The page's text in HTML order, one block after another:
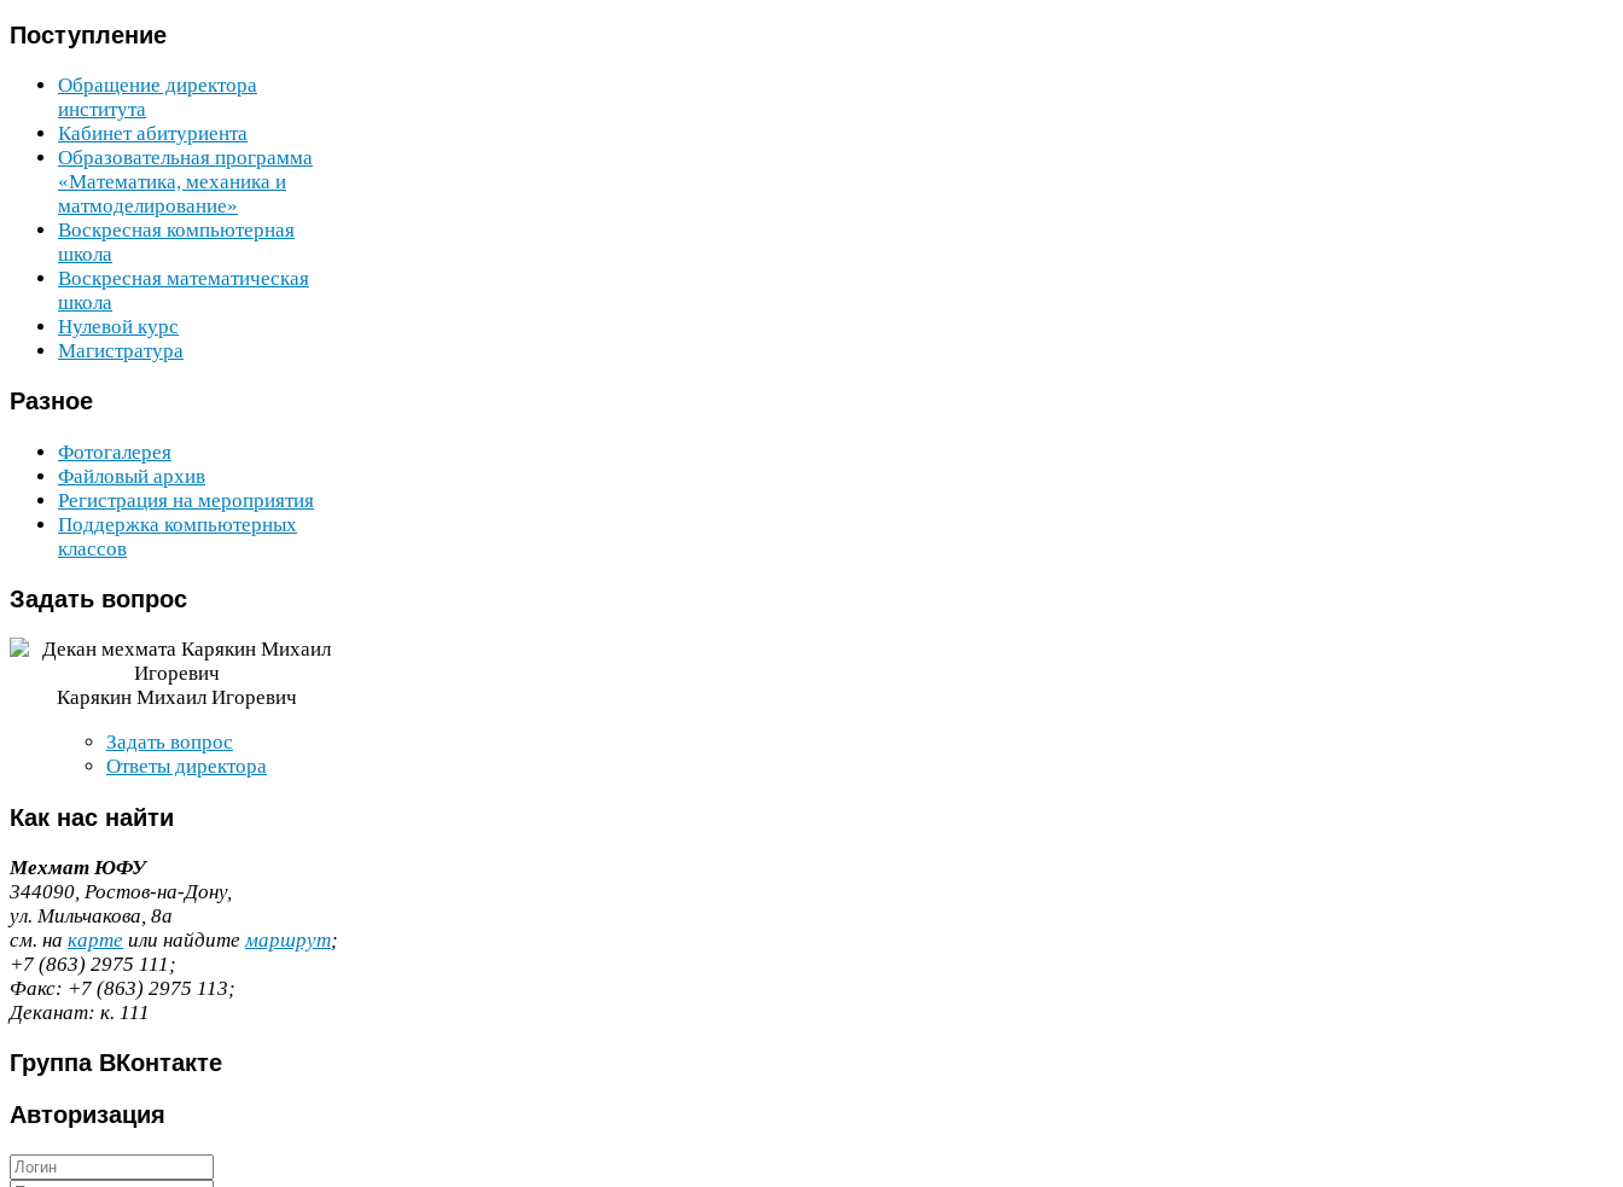
Поступление
Обращение директора
института
Кабинет абитуриента
Образовательная программа
«Математика, механика и
матмоделирование»
Воскресная компьютерная
школа
Воскресная математическая
школа
Нулевой курс
Магистратура
Разное
Фотогалерея
Файловый архив
Регистрация на мероприятия
Поддержка компьютерных
классов
Задать вопрос
Карякин Михаил Игоревич
Задать вопрос
Ответы директора
Как нас найти
Мехмат ЮФУ
344090, Ростов-​на-​Дону,
ул. Мильчакова, 8а
cм. на карте или найдитемаршрут;
+7 (863) 2975 111;
Факс: +7 (863) 2975 113;
Деканат: к. 111
ГруппаВКонтакте
Авторизация